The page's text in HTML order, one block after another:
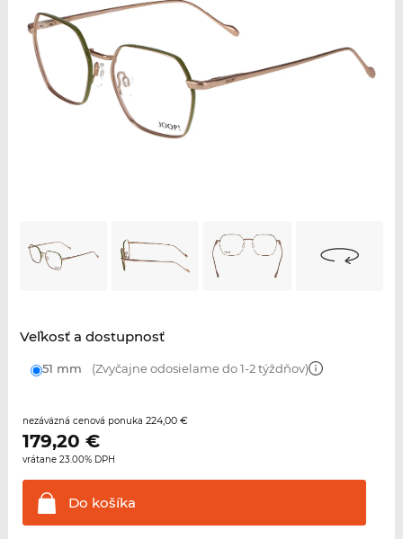
Veľkosť a dostupnosť
51 mm (Zvyčajne odosielame do 1-2 týždňov)
nezáväzná cenová ponuka 224,00 €
179,20 €
vrátane 23.00% DPH
Do košíka